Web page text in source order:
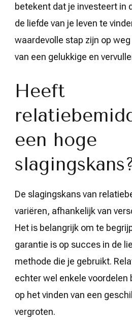
betekent dat je investeert in
de liefde van je leven te
waardevolle stap zijn op
van een gelukkige en
Heeft
een hoge
De slagingskans van
variëren, afhankelijk van
Het is belangrijk om te
garantie is op succes in de
methode die je gebruikt.
echter wel enkele voordelen
op het vinden van een
vergroten.